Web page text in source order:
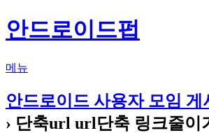
안드로이드펍
메뉴
안드로이드 사용자 모임 게
› 단축url url단축 링크줄이